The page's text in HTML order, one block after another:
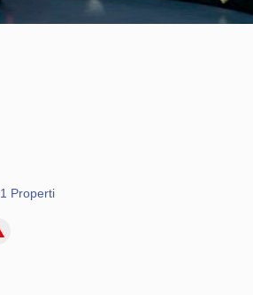
1 Properti